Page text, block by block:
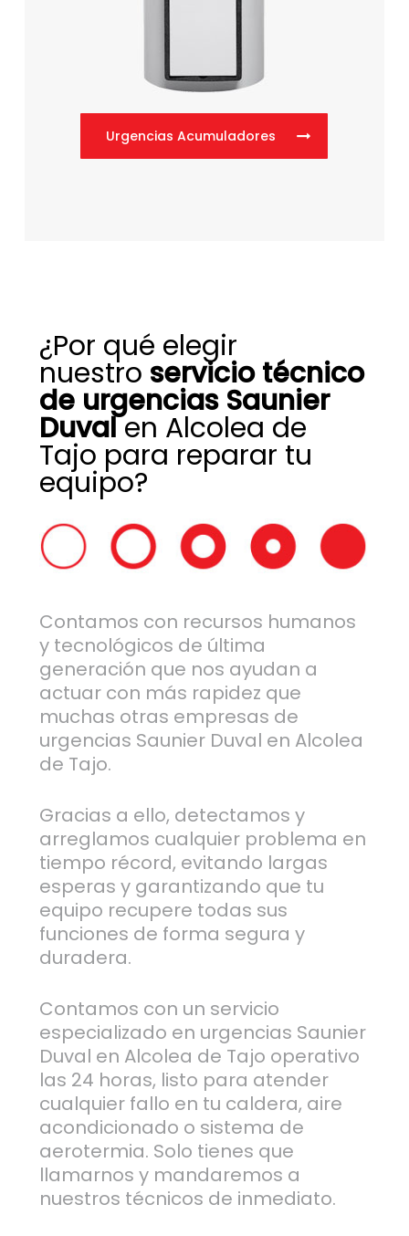
Urgencias Acumuladores
¿Por qué elegir
nuestro servicio técnico
de urgencias Saunier
Duvalen Alcolea de
Tajo para reparar tu
equipo?
Contamos con recursos humanos
y tecnológicos de última
generación que nos ayudan a
actuar con más rapidez que
muchas otras empresas de
urgencias Saunier Duval en Alcolea
de Tajo.
Gracias a ello, detectamos y
arreglamos cualquier problema en
tiempo récord, evitando largas
esperas y garantizando que tu
equipo recupere todas sus
funciones de forma segura y
duradera.
Contamos con un servicio
especializado en urgencias Saunier
Duval en Alcolea de Tajo operativo
las 24 horas, listo para atender
cualquier fallo en tu caldera, aire
acondicionado o sistema de
aerotermia. Solo tienes que
llamarnos y mandaremos a
nuestros técnicos de inmediato.